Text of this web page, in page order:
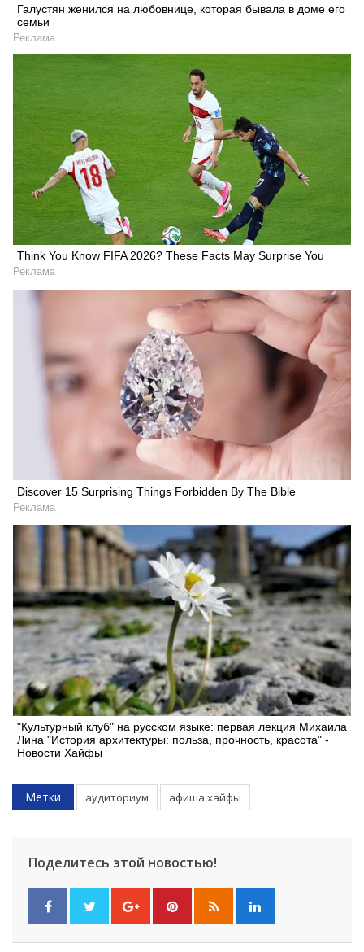
Галустян женился на любовнице, которая бывала в доме его
семьи
Реклама
Think You Know FIFA 2026? These Facts May Surprise You
Реклама
Discover 15 Surprising Things Forbidden By The Bible
Реклама
"Культурный клуб" на русском языке: первая лекция Михаила
Лина "История архитектуры: польза, прочность, красота" -
Новости Хайфы
Метки аудиториум афиша хайфы
Поделитесь этой новостью!